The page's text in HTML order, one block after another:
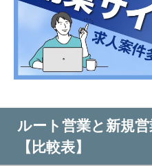
ルート営業と新規
【比較表】